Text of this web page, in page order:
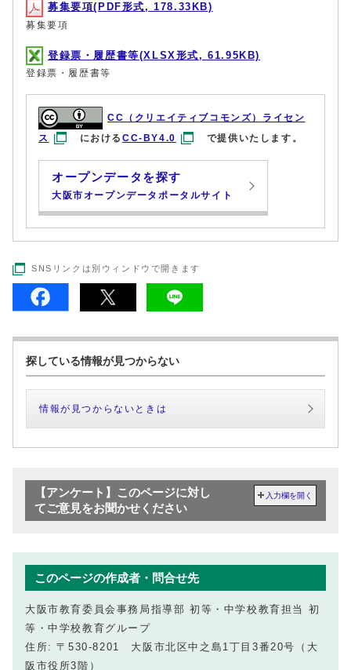
募集要項(PDF形式, 178.33KB)
募集要項
登録票・履歴書等(XLSX形式, 61.95KB)
登録票・履歴書等
CC（クリエイティブコモンズ）ライセン
ス
におけるCC-BY4.0 で提供いたします。
オープンデータを探す
大阪市オープンデータポータルサイト
SNSリンクは別ウィンドウで開きます
探している情報が見つからない
情報が見つからないときは
【アンケート】このページに対し
てご意見をお聞かせください
入力欄を開く
このページの作成者・問合せ先
大阪市教育委員会事務局指導部 初等・中学校教育担当 初
等・中学校教育グループ
住所: 〒530-8201 大阪市北区中之島1丁目3番20号（大
阪市役所3階）